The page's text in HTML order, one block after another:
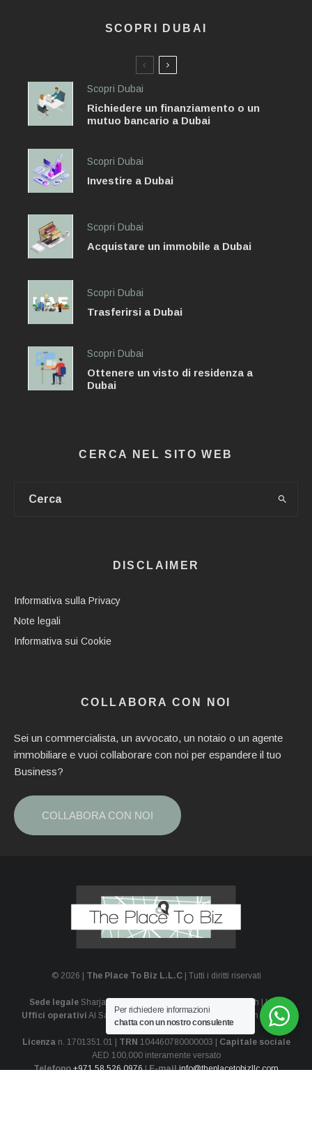
SCOPRI DUBAI
Scopri Dubai
Richiedere un finanziamento o un
mutuo bancario a Dubai
Scopri Dubai
Investire a Dubai
Scopri Dubai
Acquistare un immobile a Dubai
Scopri Dubai
Trasferirsi a Dubai
Scopri Dubai
Ottenere un visto di residenza a
Dubai
CERCA NEL SITO WEB
DISCLAIMER
Informativa sulla Privacy
Note legali
Informativa sui Cookie
COLLABORA CON NOI
Sei un commercialista, un avvocato, un notaio o un agente
immobiliare e vuoi collaborare con noi per espandere il tuo
Business?
COLLABORA CON NOI
© 2026 | The Place To Biz L.L.C| Tutti i diritti riservati
Sede legale Sharjah Media City | P.O. Box 124944 | Sharjah | UAE
Uffici operativi Al Sahaa Offices | Souk Al Bahar | Downtown | Dubai |
Licenzan. 1701351.01 | TRN 104460780000003 |
Capitale sociale
AED 100,000 interamente versato
Telefono +971 58 526 0976|E-mail info@theplacetobizllc.com
Per richiedere informazioni
chatta con un nostro consulente